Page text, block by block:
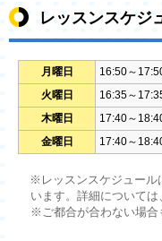
レッスンスケジ
月曜日
16:50～
火曜日
16:35～
木曜日
17:40～
金曜日
17:40～
※レッスンスケジュール
います。詳細については
※ご都合が合わない場合